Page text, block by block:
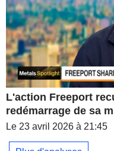
L'action Freeport
redémarrage de sa
Le 23 avril 2026 à 21:45